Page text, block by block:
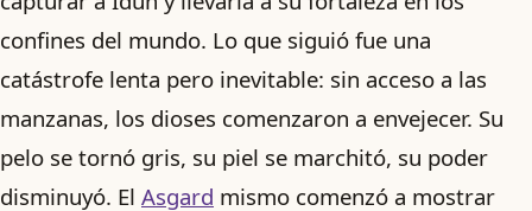
confines del mundo. Lo que siguió fue una
catástrofe lenta pero inevitable: sin acceso a las
manzanas, los dioses comenzaron a envejecer. Su
pelo se tornó gris, su piel se marchitó, su poder
disminuyó. El Asgard mismo comenzó a mostrar